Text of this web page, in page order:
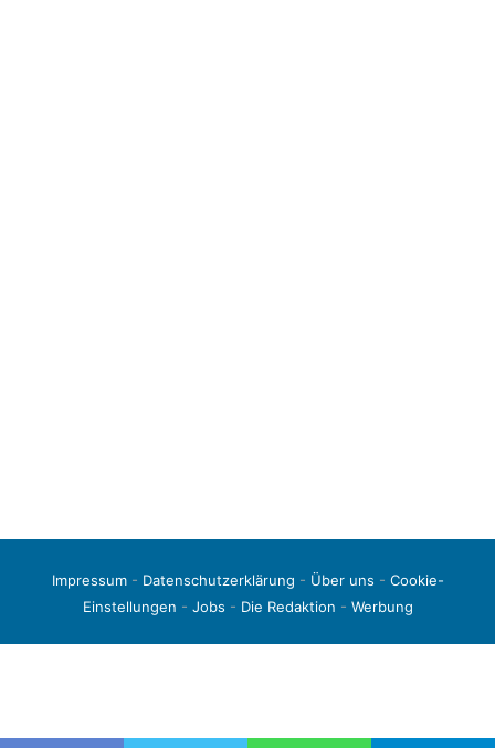
Impressum- Datenschutzerklärung - Über uns - Cookie-
Einstellungen - Jobs - Die Redaktion - Werbung